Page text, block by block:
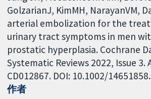
GolzarianJ, KimMH, NarayanVM,
arterial embolization for the
urinary tract symptoms in men
prostatic hyperplasia. Cochrane
Systematic Reviews 2022, Issue 3.
CD012867. DOI: 10.1002/
作者